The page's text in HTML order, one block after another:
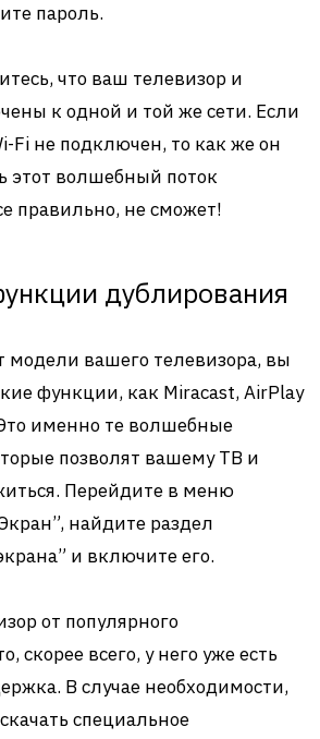
пароль.
что ваш телевизор и
к одной и той же сети. Если
Fi не подключен, то как же он
этот волшебный поток
правильно, не сможет!
дублирования
модели вашего телевизора, вы
функции, как Miracast, AirPlay
именно те волшебные
позволят вашему ТВ и
Перейдите в меню
найдите раздел
и включите его.
от популярного
скорее всего, у него уже есть
В случае необходимости,
специальное